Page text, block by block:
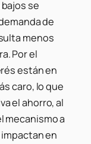
se
de
menos
Por el
están en
caro, lo que
el ahorro, al
mecanismo a
en